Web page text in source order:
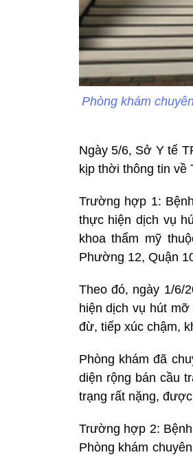
Phòng khám
Ngày 5/6, Sở Y tế
kịp thời thông tin về
Trường hợp 1:
thực hiện dịch vụ
khoa thẩm mỹ
Phường 12, Quận
Theo đó, ngày 1/6/
hiện dịch vụ hút
đừ, tiếp xúc chậm,
Phòng khám đã
diện rộng bán cầu
trạng rất nặng,
Trường hợp 2:
Phòng khám